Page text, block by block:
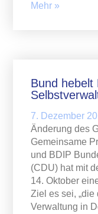
Mehr »
Bund hebelt
7. Dezember
Änderung des
Gemeinsame
und BDIP
(CDU) hat mit
14. Oktober
Ziel es sei,
Verwaltung in